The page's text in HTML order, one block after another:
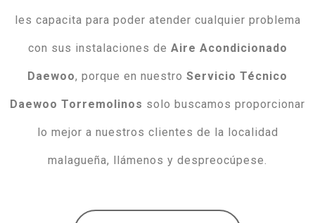
les capacita para poder atender cualquier problema
con sus instalaciones de Aire Acondicionado
Daewoo, porque en nuestro Servicio Técnico
Daewoo Torremolinos solo buscamos proporcionar
lo mejor a nuestros clientes de la localidad
malagueña, llámenos y despreocúpese.